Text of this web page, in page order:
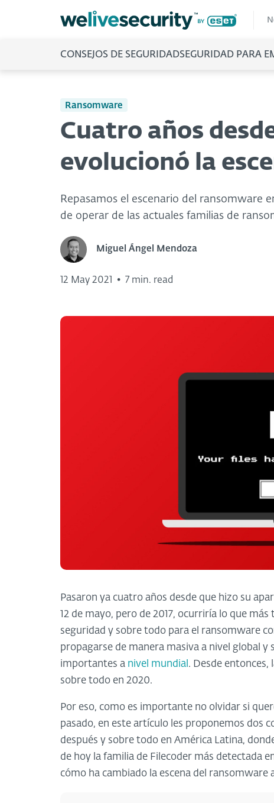
CONSEJOS DE SEGURIDADSEGURIDAD PARA
Ransomware
Cuatro años
evolucionó la
Repasamos el escenario del ransomware
de operar de las actuales familias de
Miguel Ángel Mendoza
12 May 2021 • 7 min. read
Pasaron ya cuatro años desde que hizo su
12 de mayo, pero de 2017, ocurriría lo que
seguridad y sobre todo para el ransomware
propagarse de manera masiva a nivel global
importantes a nivel mundial. Desde entonces,
sobre todo en 2020.
Por eso, como es importante no olvidar si
pasado, en este artículo les proponemos dos
después y sobre todo en América Latina,
de hoy la familia de Filecoder más detectada
cómo ha cambiado la escena del ransomware